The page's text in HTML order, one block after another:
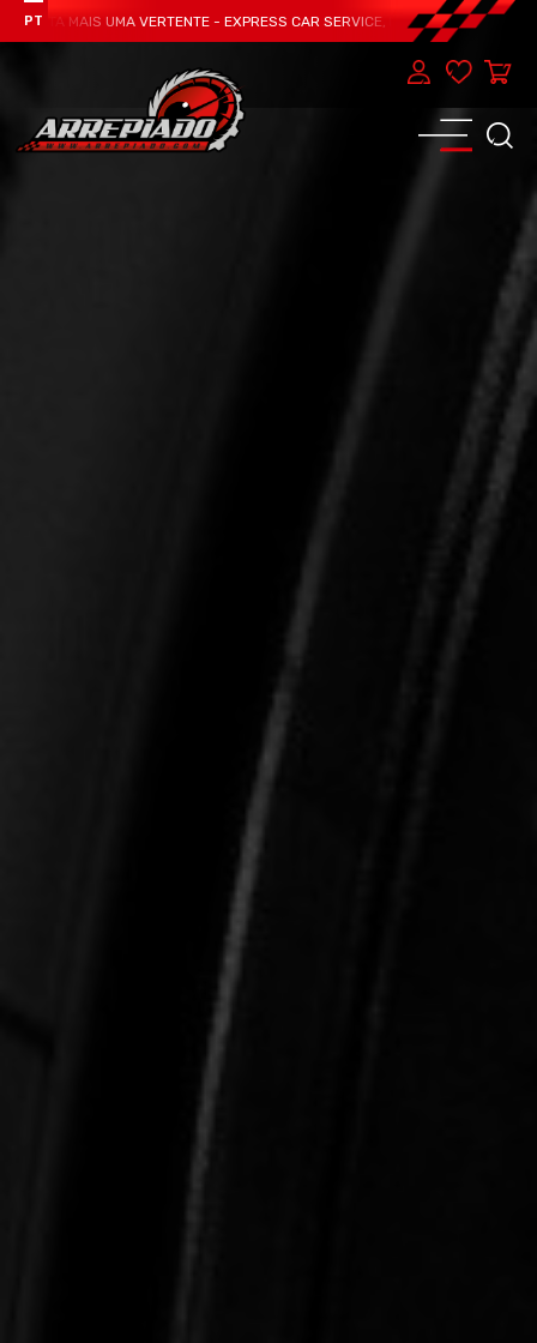
PTUMA VERTENTE - EXPRESS CAR SERVICE, MANUTENÇÃO DO TEU CARRO -